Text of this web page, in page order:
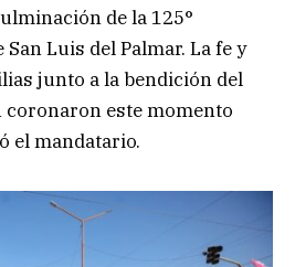
de la 125°
Luis del Palmar. La fe y
junto a la bendición del
este momento
el mandatario.